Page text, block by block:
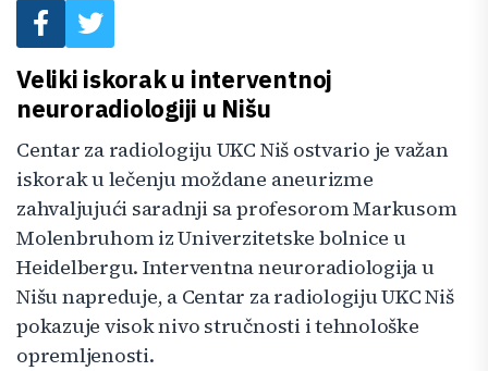
Veliki iskorak u interventnoj
neuroradiologiji u Nišu
Centar za radiologiju UKC Niš ostvario je važan
iskorak u lečenju moždane aneurizme
zahvaljujući saradnji sa profesorom Markusom
Molenbruhom iz Univerzitetske bolnice u
Heidelbergu. Interventna neuroradiologija u
Nišu napreduje, a Centar za radiologiju UKC Niš
pokazuje visok nivo stručnosti i tehnološke
opremljenosti.